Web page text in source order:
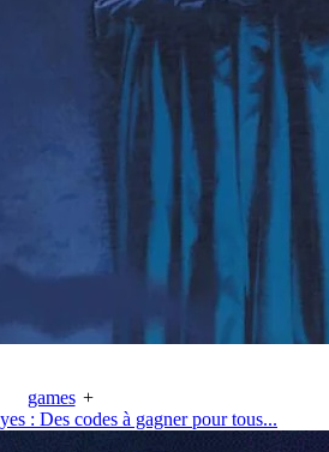
games +
: Des codes à gagner pour tous...